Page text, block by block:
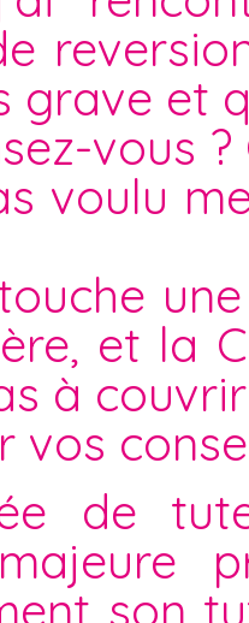
grave et
vous
voulu
et la
à
vos
de
son